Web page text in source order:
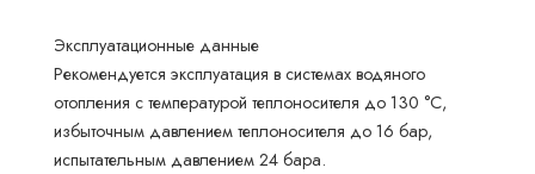
Эксплуатационные данные
Рекомендуется эксплуатация в системах водяного
отопления с температурой теплоносителя до 130 °С,
избыточным давлением теплоносителя до 16 бар,
испытательным давлением 24 бара.